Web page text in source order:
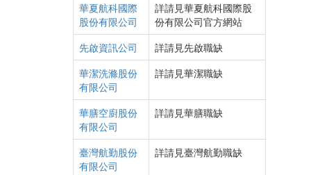
華夏航科國際
股份有限公司
詳請見華夏航科國際股
份有限公司官方網站
先啟資訊公司
詳請見先啟職缺
華潔洗滌股份
有限公司
詳請見華潔職缺
華膳空廚股份
有限公司
詳請見華膳職缺
臺灣航勤股份
有限公司
詳請見臺灣航勤職缺